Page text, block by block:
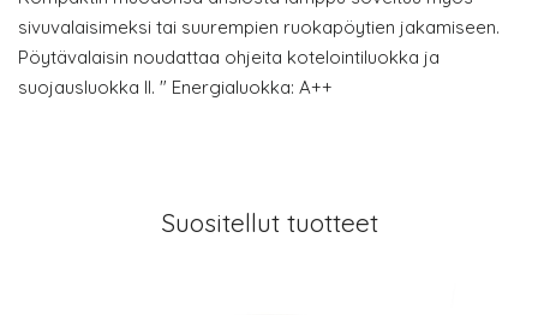
sivuvalaisimeksi tai suurempien ruokapöytien jakamiseen.
Pöytävalaisin noudattaa ohjeita kotelointiluokka ja
suojausluokka II. " Energialuokka: A++
Suositellut tuotteet